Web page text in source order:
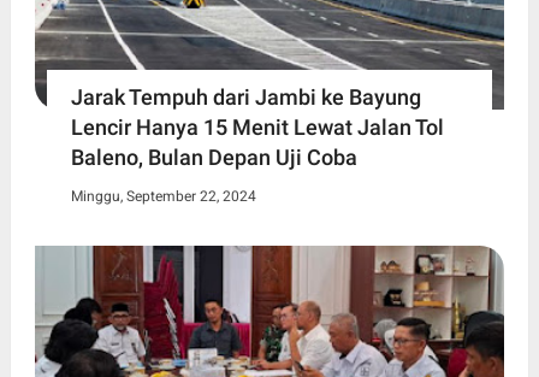
Jarak Tempuh dari Jambi ke Bayung
Lencir Hanya 15 Menit Lewat Jalan Tol
Baleno, Bulan Depan Uji Coba
Minggu, September 22, 2024